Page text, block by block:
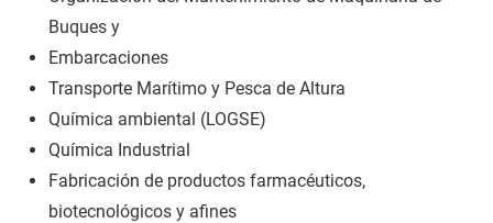
Buques y
Embarcaciones
Transporte Marítimo y Pesca de Altura
Química ambiental (LOGSE)
Química Industrial
Fabricación de productos farmacéuticos,
biotecnológicos y afines